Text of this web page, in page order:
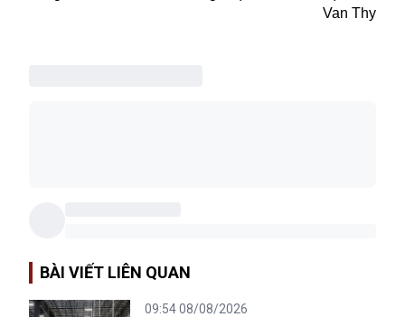
Van Thy
BÀI VIẾT LIÊN QUAN
09:54 08/08/2026